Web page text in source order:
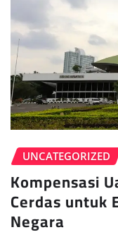
UNCATEGORIZED
Kompensasi
Cerdas untuk
Negara